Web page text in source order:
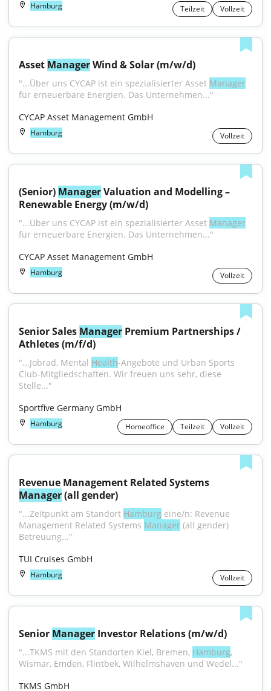
Hamburg Teilzeit Vollzeit
Asset Manager Wind & Solar (m/w/d)
"...Über uns CYCAP ist ein spezialisierter Asset Manager
für erneuerbare Energien. Das Unternehmen..."
CYCAP Asset Management GmbH
Hamburg Vollzeit
(Senior) Manager Valuation and Modelling –
Renewable Energy (m/w/d)
"...Über uns CYCAP ist ein spezialisierter Asset Manager
für erneuerbare Energien. Das Unternehmen..."
CYCAP Asset Management GmbH
Hamburg Vollzeit
Senior Sales Manager Premium Partnerships /
Athletes (m/f/d)
"...Jobrad, Mental Health-Angebote und Urban Sports
Club-Mitgliedschaften. Wir freuen uns sehr, diese
Stelle..."
Sportfive Germany GmbH
Hamburg Homeoffice Teilzeit Vollzeit
Manager (all gender)
"...Zeitpunkt am Standort Hamburg eine/n: Revenue
Management Related Systems Manager (all gender)
Betreuung..."
TUI Cruises GmbH
Hamburg Vollzeit
Senior Manager Investor Relations (m/w/d)
"...TKMS mit den Standorten Kiel, Bremen, Hamburg,
Wismar, Emden, Flintbek, Wilhelmshaven und Wedel..."
TKMS GmbH